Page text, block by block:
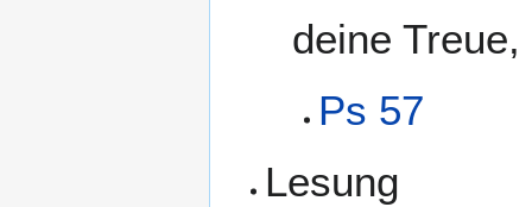
deine
Ps 57
Lesung